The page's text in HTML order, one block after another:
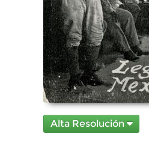
Alta Resolución